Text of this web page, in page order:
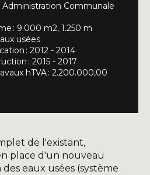
Administration Communale
: 9.000 m2, 1.250 m
usées
: 2012 - 2014
: 2015 - 2017
hTVA : 2.200.000,00
de l'existant,
place d'un nouveau
eaux usées (système